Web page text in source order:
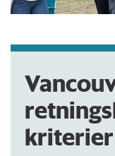
kriterier